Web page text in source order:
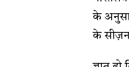
के
के सीज़न